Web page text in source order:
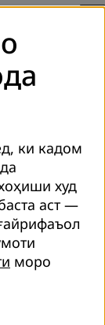
ки кадом
худ
аст —
моро